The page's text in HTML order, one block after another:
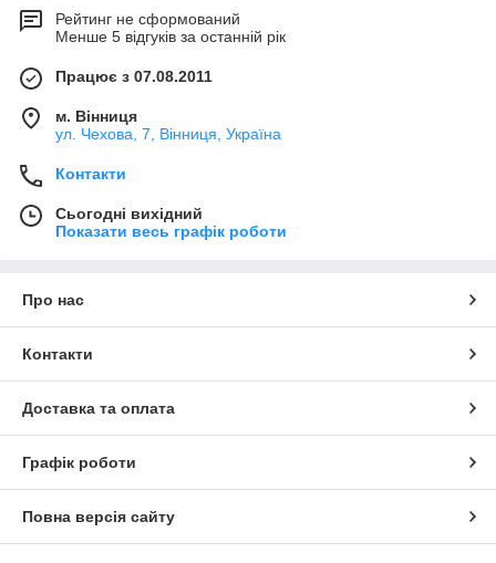
Рейтинг не сформований
Менше 5 відгуків за останній рік
Працює з 07.08.2011
м. Вінниця
ул. Чехова, 7, Вінниця, Україна
Контакти
Сьогодні вихідний
Показати весь графік роботи
Про нас
Контакти
Доставка та оплата
Графік роботи
Повна версія сайту